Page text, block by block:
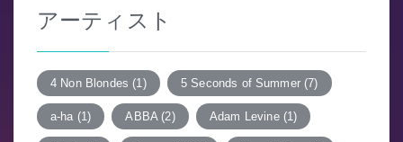
アーティスト
4 Non Blondes (1) 5 Seconds of Summer(7)
a-ha (1) ABBA(2) Adam Levine(1)